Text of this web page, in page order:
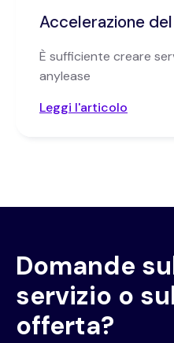
Accelerazione
È sufficiente creare
anylease
Leggi l'articolo
Domande
servizio o
offerta?